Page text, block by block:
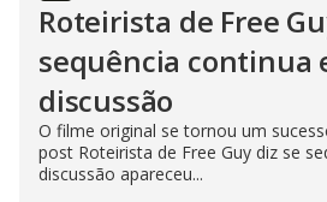
Roteirista de Free
sequência continua
discussão
O filme original se tornou um
post Roteirista de Free Guy diz se
discussão apareceu...